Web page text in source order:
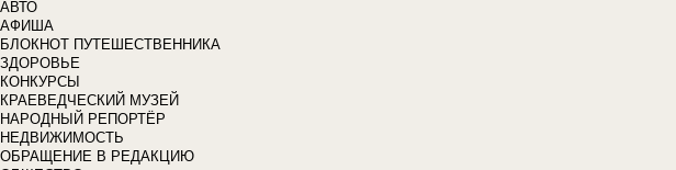
АВТО
АФИША
БЛОКНОТ ПУТЕШЕСТВЕННИКА
ЗДОРОВЬЕ
КОНКУРСЫ
КРАЕВЕДЧЕСКИЙ МУЗЕЙ
НАРОДНЫЙ РЕПОРТЁР
НЕДВИЖИМОСТЬ
ОБРАЩЕНИЕ В РЕДАКЦИЮ